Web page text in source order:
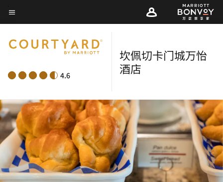
Skip
to
content
菜单文本
4.6
坎佩切卡门城万怡
酒店